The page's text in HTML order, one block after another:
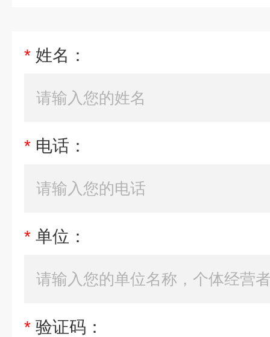
* 姓名：
* 电话：
* 单位：
* 验证码：